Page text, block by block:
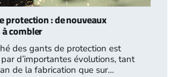
protection : de nouveaux
combler
des gants de protection est
d’importantes évolutions, tant
de la fabrication que sur…